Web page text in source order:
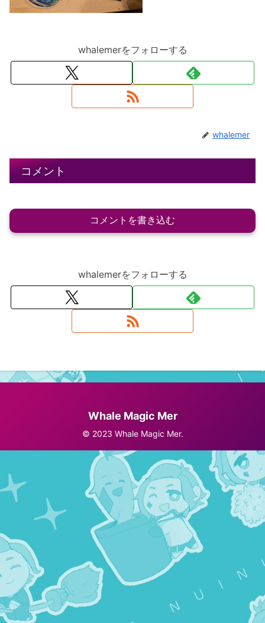
whalemerをフォローする
whalemer
コメント
コメントを書き込む
whalemerをフォローする
Whale Magic Mer
© 2023 Whale Magic Mer.